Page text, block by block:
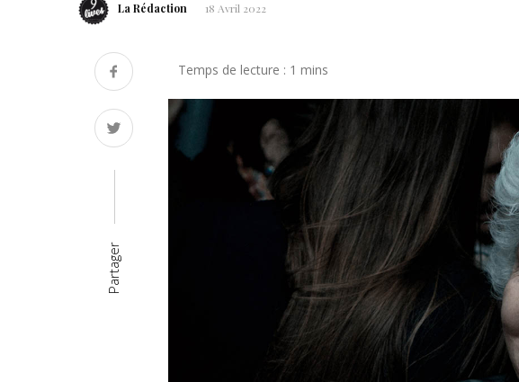
La Rédaction 18 Avril 2022
Partager